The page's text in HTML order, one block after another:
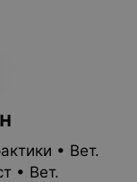
• Вет.
• Вет.